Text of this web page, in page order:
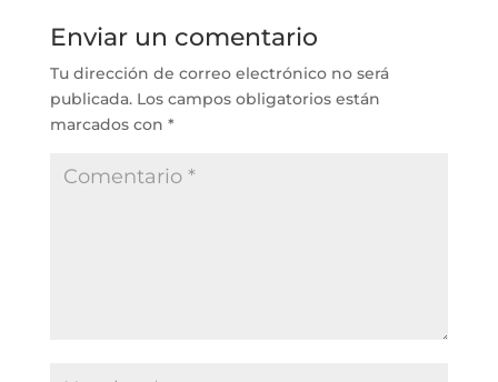
Enviar un comentario
Tu dirección de correo electrónico no será
publicada. Los campos obligatorios están
marcados con *